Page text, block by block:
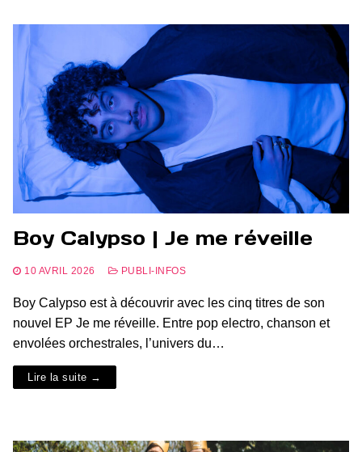
Boy Calypso | Je me réveille
10 AVRIL 2026 PUBLI-INFOS
Boy Calypso est à découvrir avec les cinq titres de son
nouvel EP Je me réveille. Entre pop electro, chanson et
envolées orchestrales, l’univers du…
Lire la suite →